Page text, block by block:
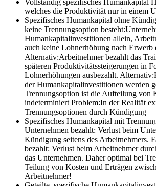
welches die Produktivität nur in einem
Spezifisches Humankapital ohne
keine Trennungsoption
Humankapitalinvestitionen allein,
auch keine Lohnerhöhung nach Erwerb
Alternativ:Arbeitnehmer bezahlt das
späteren Produktivitätssteigerungen in
Lohnerhöhungen ausbezahlt.
der Humankapitalinvestitionen werden
Trennungsoption ist die Aufteilung von
indeterminiert Problem:In der Realität
Trennungsoptionen durch Kündigung
Spezifisches Humankapital mit
Unternehmen bezahlt: Verlust beim
Kündigung seitens des Arbeitnehmers.
bezahlt: Verlust beim Arbeitnehmer
das Unternehmen. Daher optimal bei
Teilung von Kosten und Erträgen
Arbeitnehmer!